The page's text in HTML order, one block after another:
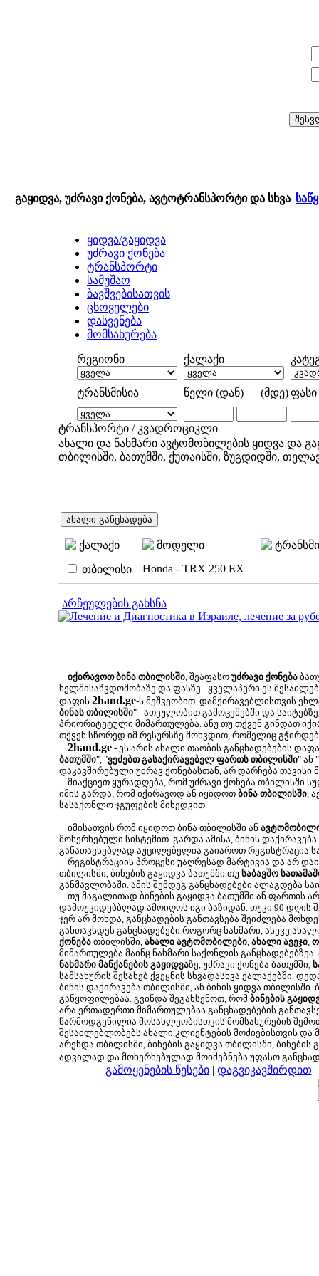
გაყიდვა, უძრავი ქონება, ავტოტრანსპორტი და სხვა
ყიდვა/გაყიდვა
უძრავი ქონება
ტრანსპორტი
სამუშაო
ბავშვებისათვის
ცხოველები
დასვენება
მომსახურება
რეგიონი ქალაქი
ტრანსმისია წელი (დან) (მდე) ფასი
ტრანსპორტი / კვადროციკლი
ახალი და ნახმარი ავტომობილების ყიდვა და
თბილისში, ბათუმში, ქუთაისში, ზუგდიდში,
ქალაქი მოდელი
თბილისი
Honda - TRX 250 EX
არჩეულების გახსნა
იქირავოთ ბინა თბილისში, შეაფასო უძრავი ქონება
ხელმისაწვდომობაზე და ფასზე - ყველაპერი ეს
დაფის 2hand.ge-ს მეშვეობით. დამქირავებლისთვის
ბინას თბილისში" - ათეულობით გამოცემებში და
პრიორიტეტული მიმართულება. ანუ თუ თქვენ გინდათ
თქვენ სწორედ იმ რესურსზე მოხვდით, რომელიც
2hand.ge - ეს არის ახალი თაობის განცხადებების
ბათუმში", "ვეძებთ გასაქირავებელ ფართს თბილისში" ან "
დაკავშირებული უძრავ ქონებასთან, არ დარჩება
მიაქციეთ ყურადღება, რომ უძრავი ქონება თბილისში
იმის გარდა, რომ იქირავოდ ან იყიდოთ ბინა თბილისში,
სასაქონლო ჯგუფების მიხედვით.
იმისათვის რომ იყიდოთ ბინა თბილისში ან
მოხერხებული სისტემით. გარდა ამისა, ბინის
განათავსებლად აუცილებელია გაიაროთ რეგისტრაცია
რეგისტრაციის პროცესი უაღრესად მარტივია და არ
თბილისში, ბინების გაყიდვა ბათუმში თუ საბავშო
განმავლობაში. ამის შემდეგ განცხადებები ალაგდება
თუ მაგალითად ბინების გაყიდვა ბათუმში ან ფართის
დამოუკიდებბლად ამოიღოს იგი ბაზიდან. თუკი 90 დღის
ჯერ არ მოხდა, განცხადების განთავსება შეიძლება
განთავსდეს განცხადებები როგორც ნახმარი, ასევე
ქონება თბილისში, ახალი ავტომობილები, ახალი ავეჯი,
მიმართულება მაინც ნახმარი საქონლის
ნახმარი მანქანების გაყიდვაზე, უძრავი ქონება ბათუმში,
სამსახურის შესახებ ქვეყნის სხვადასხვა ქალაქებში.
ბინის დაქირავება თბილისში, ან ბინის ყიდვა
განყოფილებაა. გვინდა შეგახსენოთ, რომ ბინების
არა ერთადერთი მიმართულებაა განცხადებების
წარმოდგენილია მოსახლეობისთვის მომსახურების
შესაძლებლობებს ახალი კლიენტების მოძიებისთვის და
არენდა თბილისში, ბინების გაყიდვა თბილისში, ბინების
ადვილად და მოხერხებულად მოიძებნება უფასო
გამოყენების წესები| დაგვიკავშირდით